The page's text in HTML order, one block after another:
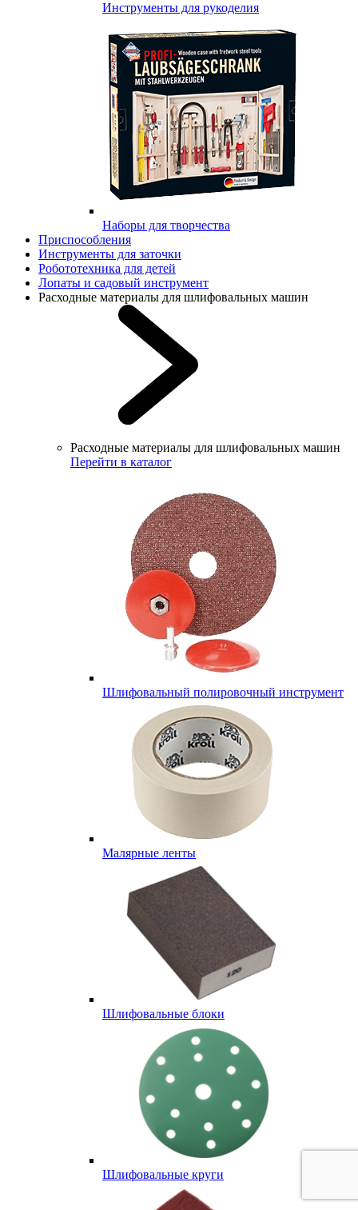
Инструменты для рукоделия
Наборы для творчества
Приспособления
Инструменты для заточки
Робототехника для детей
Лопаты и садовый инструмент
Расходные материалы для шлифовальных машин
Расходные материалы для шлифовальных машин
Перейти в каталог
Шлифовальный полировочный инструмент
Малярные ленты
Шлифовальные блоки
Шлифовальные круги